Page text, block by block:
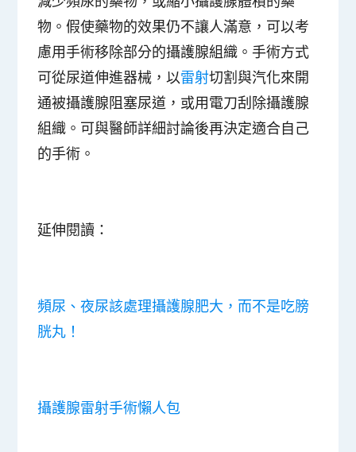
物。假使藥物的效果仍不讓人滿意，可以考
慮用手術移除部分的攝護腺組織。手術方式
可從尿道伸進器械，以雷射切割與汽化來開
通被攝護腺阻塞尿道，或用電刀刮除攝護腺
組織。可與醫師詳細討論後再決定適合自己
的手術。
延伸閱讀：
頻尿、夜尿該處理攝護腺肥大，而不是吃膀
胱丸！
攝護腺雷射手術懶人包